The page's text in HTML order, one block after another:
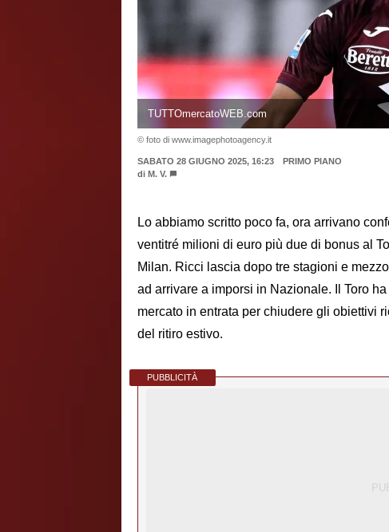
TUTTOmercatoWEB.com
© foto di www.imagephotoagency.it
SABATO 28 GIUGNO 2025, 16:23
PRIMO PIANO
di M. V.
Lo abbiamo scritto poco fa, ora arrivano
ventitré milioni di euro più due di bonus al
Milan. Ricci lascia dopo tre stagioni e
ad arrivare a imporsi in Nazionale. Il Toro
mercato in entrata per chiudere gli obiettivi
del ritiro estivo.
PUBBLICITÀ